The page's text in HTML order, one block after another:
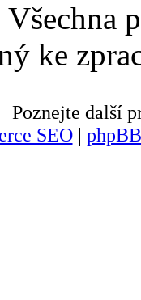
Všechna
ke
Poznejte další
SEO|